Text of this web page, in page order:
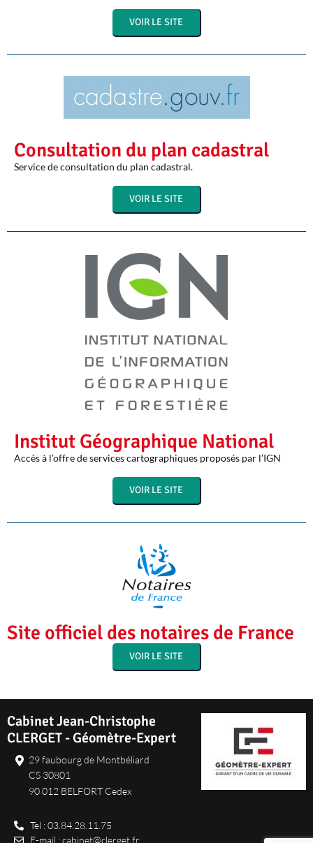
VOIR LE SITE
Consultation du plan cadastral
Service de consultation du plan cadastral.
VOIR LE SITE
Institut Géographique National​
Accès à l’offre de services cartographiques proposés par l’IGN
VOIR LE SITE
Site officiel des notaires de France
VOIR LE SITE
Cabinet Jean-Christophe
CLERGET - Géomètre-Expert
29 faubourg de Montbéliard
CS 30801
90 012 BELFORT Cedex
Tel : 03.84.28.11.75
E-mail : cabinet@clerget.fr